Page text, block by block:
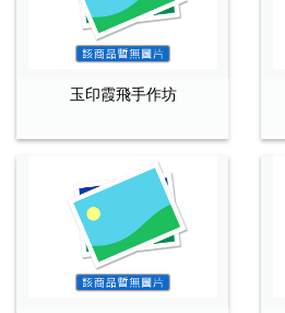
玉印霞飛手作坊